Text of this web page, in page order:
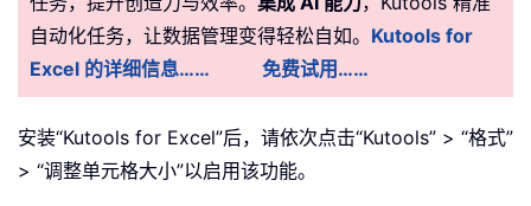
自动化任务，让数据管理变得轻松自如。 Kutools for
Excel 的详细信息……
免费试用……
安装“Kutools for Excel”后，请依次点击“Kutools” > “格式”
> “调整单元格大小”以启用该功能。